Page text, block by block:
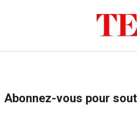
Abonnez-vous pour